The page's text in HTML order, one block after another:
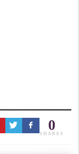
0
SHARES